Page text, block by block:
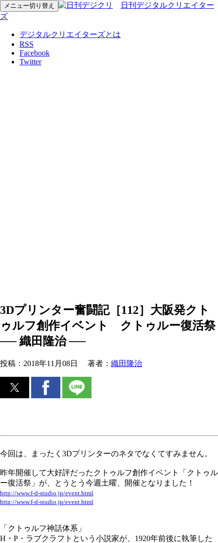
メニュー切り替え
日刊デジタルクリエイター
ズ
デジタルクリエイターズとは
RSS
Facebook
Twitter
3Dプリンター奮闘記［112］大阪発クト
ゥルフ創作イベント クトゥルー復活祭
── 織田隆治 ──
投稿： 2018年11月08日 著者： 織田隆治
今回は、まったく3Dプリンターのネタでなくてすみません。
昨年開催して大好評だったクトゥルフ創作イベント「クトゥル
ー復活祭」が、とうとう今週土曜、開催となりました！
http://www.f-d-studio.jp/event.html
http://www.f-d-studio.jp/event.html
「クトゥルフ神話体系」
H・P・ラブクラフトという小説家が、1920年前後に執筆した